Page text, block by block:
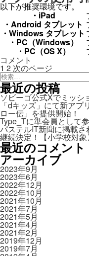
か？
に
は
う
や
使
用
し
ま
す
か？
に
以下が推奨環境です。
・iPad
・Android タブレット
・Windows タブレット
・PC（Windows）
・PC（OS X）
ア
プ
リ
の
使
用
可
能
な
環
境
は？
に
コメント
投
稿
ナ
ビ
ゲ
ー
シ
ョ
ン
固
定
ペ
ー
ジ
1 固
定
ペ
ー
ジ
2 次のページ
検
索:
最近の投稿
ソビーゴ公式Xでミッシ
「dキッズ」にて新アプ
ロー伝」を提供開始！
Type_Tに準会員として
パステルIT新聞に掲載さ
継続決定！【小学校対
最近のコメント
アーカイブ
2023年9月
2023年6月
2022年12月
2022年10月
2021年10月
2021年7月
2021年5月
2021年4月
2021年2月
2019年12月
2019年7月